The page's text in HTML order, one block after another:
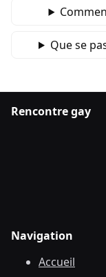
Que se
Rencontre gay
Navigation
Accueil